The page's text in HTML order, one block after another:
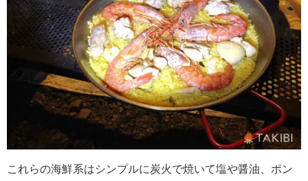
これらの海鮮系はシンプルに炭火で焼いて塩や醤油、ポン